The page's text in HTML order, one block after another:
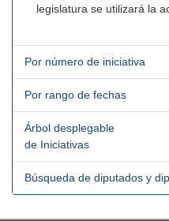
legislatura se utilizará la
Por número de iniciativa
Por rango de fechas
Árbol desplegable
de Iniciativas
Búsqueda de diputados y